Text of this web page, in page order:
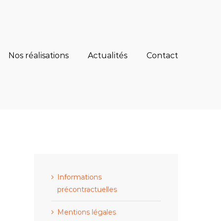
Nos réalisations Actualités Contact
Informations
précontractuelles
Mentions légales